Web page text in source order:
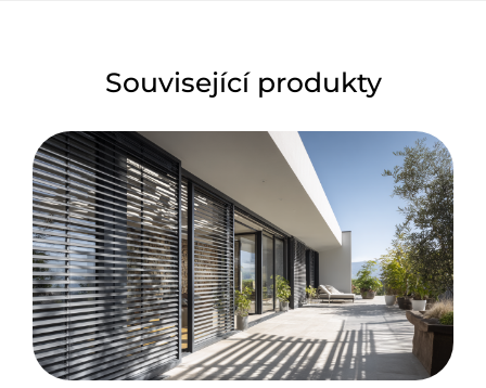
Související produkty